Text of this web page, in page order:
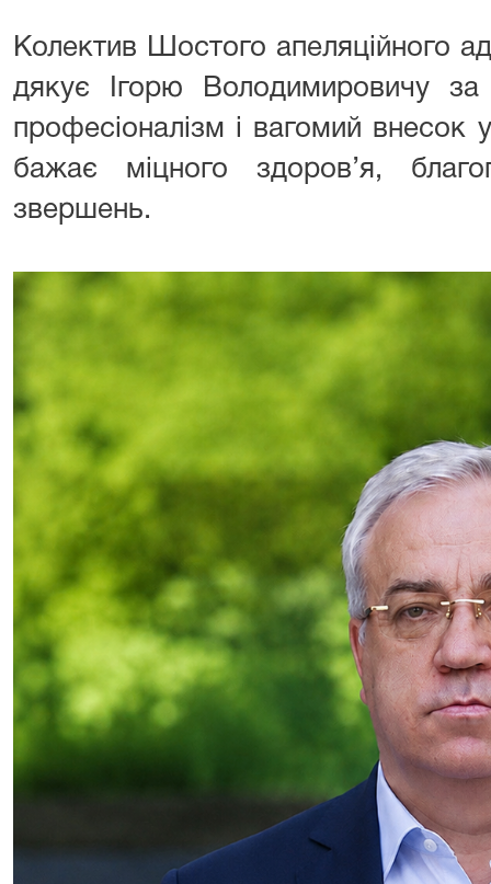
Колектив Шостого апеляційного
дякує Ігорю Володимировичу
професіоналізм і вагомий внесок
бажає міцного здоров’я,
звершень.